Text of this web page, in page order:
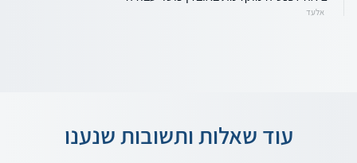
אלעד
עוד שאלות ותשובות שנענו